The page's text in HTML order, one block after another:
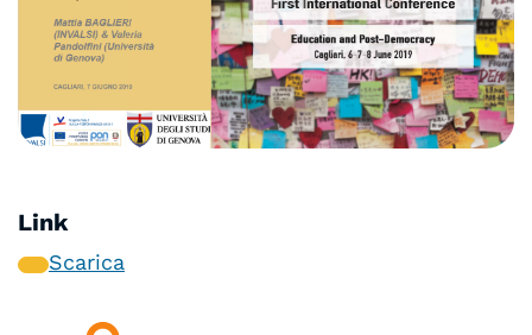
Link
Scarica